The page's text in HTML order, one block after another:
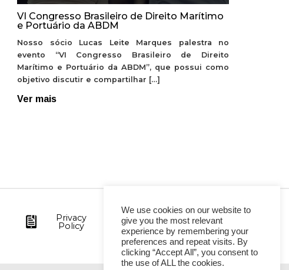
VI Congresso Brasileiro de Direito Marítimo
e Portuário da ABDM
Nosso sócio Lucas Leite Marques palestra no
evento “VI Congresso Brasileiro de Direito
Marítimo e Portuário da ABDM”, que possui como
objetivo discutir e compartilhar […]
Ver mais
Privacy
Policy
We use cookies on our website to
give you the most relevant
experience by remembering your
preferences and repeat visits. By
clicking “Accept All”, you consent to
the use of ALL the cookies.